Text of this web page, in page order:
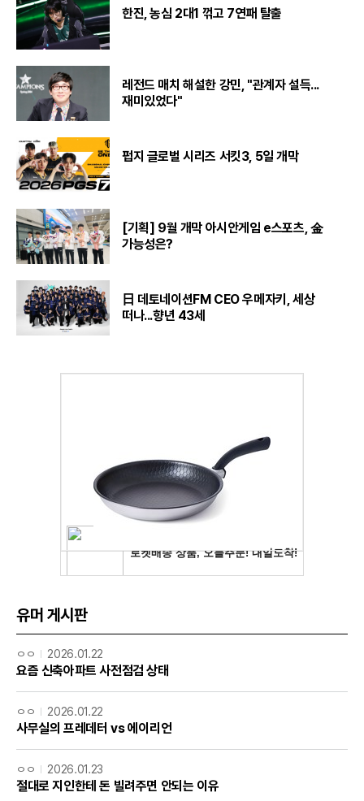
한진, 농심 2대1 꺾고 7연패 탈출
레전드 매치 해설한 강민, "관계자 설득...
재미있었다"
펍지 글로벌 시리즈 서킷3, 5일 개막
[기획] 9월 개막 아시안게임 e스포츠, 金
가능성은?
日 데토네이션FM CEO 우메자키, 세상
떠나...향년 43세
유머 게시판
ㅇㅇ 2026.01.22
요즘 신축아파트 사전점검 상태
ㅇㅇ 2026.01.22
사무실의 프레데터 vs 에이리언
ㅇㅇ 2026.01.23
절대로 지인한테 돈 빌려주면 안되는 이유